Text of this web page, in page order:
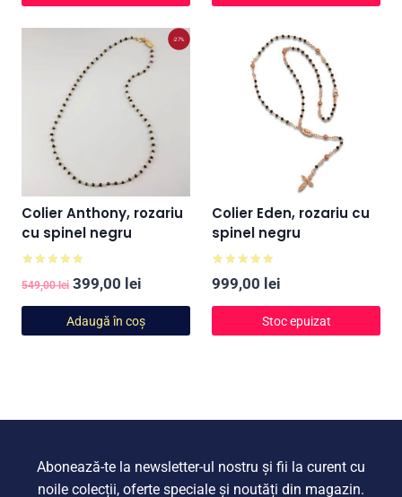
-27%
Colier Anthony, rozariu
cu spinel negru
Evaluat la
5.00
549,00lei Prețul
inițial
a
399,00 lei
curent
este:
Adaugă în coș
Colier Eden, rozariu cu
spinel negru
Evaluat la
5.00
999,00 lei
Stoc epuizat
Abonează-te la newsletter-ul nostru și fii la curent cu
noile colecții, oferte speciale și noutăți din magazin.